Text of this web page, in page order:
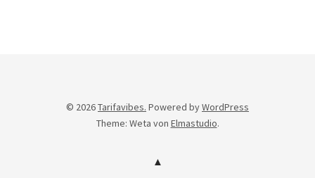
© 2026Tarifavibes. Powered byWordPress
Theme: Weta von Elmastudio.